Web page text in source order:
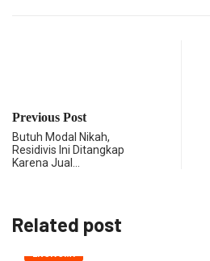
Previous Post
Butuh Modal Nikah,
Residivis Ini Ditangkap
Karena Jual…
Related post
EKONOMI